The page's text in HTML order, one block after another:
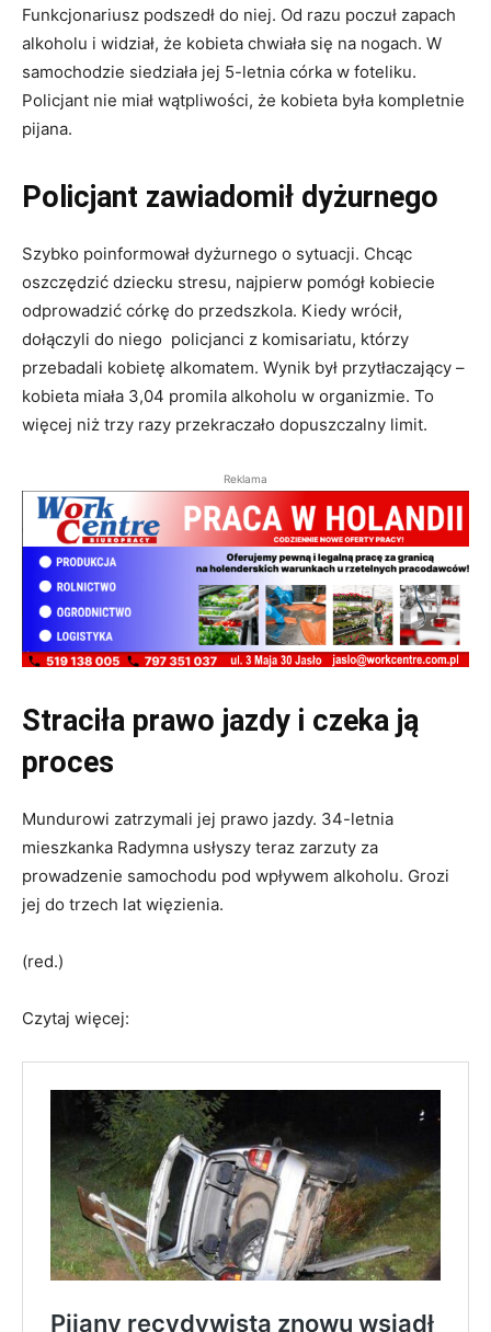
Funkcjonariusz podszedł do niej. Od razu poczuł zapach
alkoholu i widział, że kobieta chwiała się na nogach. W
samochodzie siedziała jej 5-letnia córka w foteliku.
Policjant nie miał wątpliwości, że kobieta była kompletnie
pijana.
Policjant zawiadomił dyżurnego
Szybko poinformował dyżurnego o sytuacji. Chcąc
oszczędzić dziecku stresu, najpierw pomógł kobiecie
odprowadzić córkę do przedszkola. Kiedy wrócił,
dołączyli do niego policjanci z komisariatu, którzy
przebadali kobietę alkomatem. Wynik był przytłaczający –
kobieta miała 3,04 promila alkoholu w organizmie. To
więcej niż trzy razy przekraczało dopuszczalny limit.
Reklama
Straciła prawo jazdy i czeka ją
proces
Mundurowi zatrzymali jej prawo jazdy. 34-letnia
mieszkanka Radymna usłyszy teraz zarzuty za
prowadzenie samochodu pod wpływem alkoholu. Grozi
jej do trzech lat więzienia.
(red.)
Czytaj więcej: